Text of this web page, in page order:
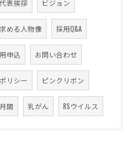
代表挨拶 ビジョン
求める人物像 採用Q&A
申込 お問い合わせ
リシー ピンクリボン
間 乳がん RSウイルス